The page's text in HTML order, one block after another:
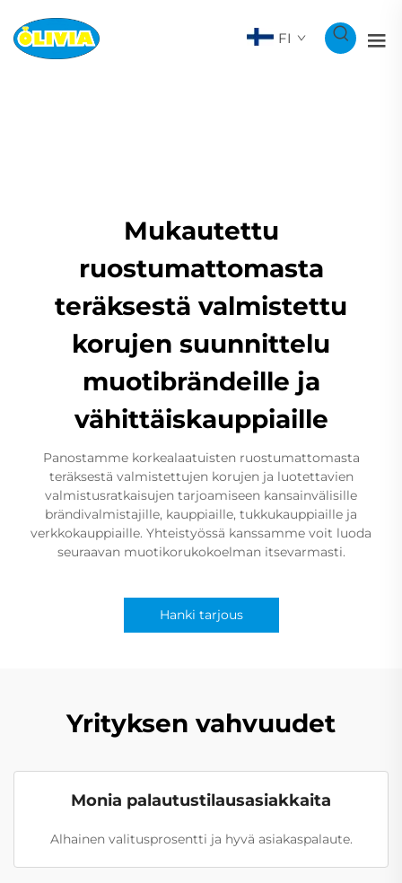
FI
Mukautettu
ruostumattomasta
teräksestä valmistettu
korujen suunnittelu
muotibrändeille ja
vähittäiskauppiaille
Panostamme korkealaatuisten ruostumattomasta
teräksestä valmistettujen korujen ja luotettavien
valmistusratkaisujen tarjoamiseen kansainvälisille
brändivalmistajille, kauppiaille, tukkukauppiaille ja
verkkokauppiaille. Yhteistyössä kanssamme voit luoda
seuraavan muotikorukokoelman itsevarmasti.
Hanki tarjous
Yrityksen vahvuudet
Monia palautustilausasiakkaita
Alhainen valitusprosentti ja hyvä asiakaspalaute.